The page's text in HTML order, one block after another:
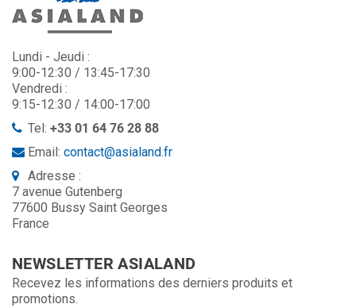
Lundi - Jeudi :
9:00-12:30 / 13:45-17:30
Vendredi :
9:15-12:30 / 14:00-17:00
Tel: +33 01 64 76 28 88
Email: contact@asialand.fr
Adresse :
7 avenue Gutenberg
77600 Bussy Saint Georges
France
NEWSLETTER ASIALAND
Recevez les informations des derniers produits et
promotions.